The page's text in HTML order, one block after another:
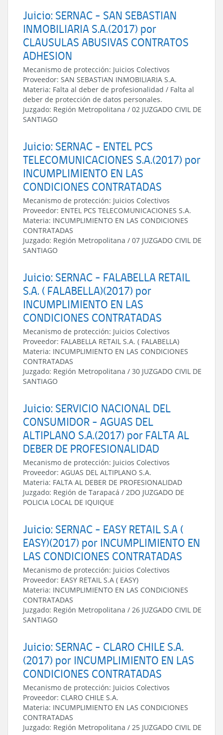
Juicio: SERNAC - SAN SEBASTIAN
INMOBILIARIA S.A.(2017) por
CLAUSULAS ABUSIVAS CONTRATOS
ADHESION
Mecanismo de protección: Juicios Colectivos
Proveedor: SAN SEBASTIAN INMOBILIARIA S.A.
Materia: Falta al deber de profesionalidad / Falta al
deber de protección de datos personales.
Juzgado: Región Metropolitana / 02 JUZGADO CIVIL DE
SANTIAGO
Juicio: SERNAC - ENTEL PCS
TELECOMUNICACIONES S.A.(2017) por
INCUMPLIMIENTO EN LAS
CONDICIONES CONTRATADAS
Mecanismo de protección: Juicios Colectivos
Proveedor: ENTEL PCS TELECOMUNICACIONES S.A.
Materia: INCUMPLIMIENTO EN LAS CONDICIONES
CONTRATADAS
Juzgado: Región Metropolitana / 07 JUZGADO CIVIL DE
SANTIAGO
Juicio: SERNAC - FALABELLA RETAIL
S.A. ( FALABELLA)(2017) por
INCUMPLIMIENTO EN LAS
CONDICIONES CONTRATADAS
Mecanismo de protección: Juicios Colectivos
Proveedor: FALABELLA RETAIL S.A. ( FALABELLA)
Materia: INCUMPLIMIENTO EN LAS CONDICIONES
CONTRATADAS
Juzgado: Región Metropolitana / 30 JUZGADO CIVIL DE
SANTIAGO
Juicio: SERVICIO NACIONAL DEL
CONSUMIDOR - AGUAS DEL
ALTIPLANO S.A.(2017) por FALTA AL
DEBER DE PROFESIONALIDAD
Mecanismo de protección: Juicios Colectivos
Proveedor: AGUAS DEL ALTIPLANO S.A.
Materia: FALTA AL DEBER DE PROFESIONALIDAD
Juzgado: Región de Tarapacá / 2DO JUZGADO DE
POLICIA LOCAL DE IQUIQUE
Juicio: SERNAC - EASY RETAIL S.A (
EASY)(2017) por INCUMPLIMIENTO EN
LAS CONDICIONES CONTRATADAS
Mecanismo de protección: Juicios Colectivos
Proveedor: EASY RETAIL S.A ( EASY)
Materia: INCUMPLIMIENTO EN LAS CONDICIONES
CONTRATADAS
Juzgado: Región Metropolitana / 26 JUZGADO CIVIL DE
SANTIAGO
Juicio: SERNAC - CLARO CHILE S.A.
(2017) por INCUMPLIMIENTO EN LAS
CONDICIONES CONTRATADAS
Mecanismo de protección: Juicios Colectivos
Proveedor: CLARO CHILE S.A.
Materia: INCUMPLIMIENTO EN LAS CONDICIONES
CONTRATADAS
Juzgado: Región Metropolitana / 25 JUZGADO CIVIL DE